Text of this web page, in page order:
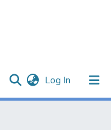
Log In (current)